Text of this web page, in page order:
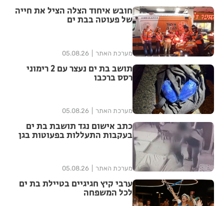
חובש איחוד הצלה הציל את חייה
של פעוטה בבת ים
מערכת האתר 05.08.26
תושב בת ים נעצר עם 2 רימוני
רסס ברכבו
מערכת האתר 05.08.26
כתב אישום נגד תושבת בת ים
בעקבות התעללות בפעוטות בגן
מערכת האתר 05.08.26
ערבי קיץ חגיגיים בטיילת בת ים
לכל המשפחה